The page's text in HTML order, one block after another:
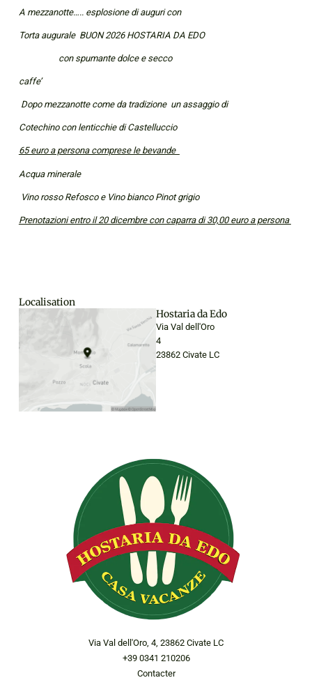
A mezzanotte….. esplosione di auguri con
Torta augurale BUON 2026 HOSTARIA DA EDO
con spumante dolce e secco
caffe’
Dopo mezzanotte come da tradizione un assaggio di
Cotechino con lenticchie di Castelluccio
65 euro a persona comprese le bevande
Acqua minerale
Vino rosso Refosco e Vino bianco Pinot grigio
Prenotazioni entro il 20 dicembre con caparra di 30,00 euro a persona
Localisation
Hostaria da Edo
Via Val dell'Oro
4
23862 Civate LC
Via Val dell'Oro, 4, 23862 Civate LC
+39 0341 210206
Contacter